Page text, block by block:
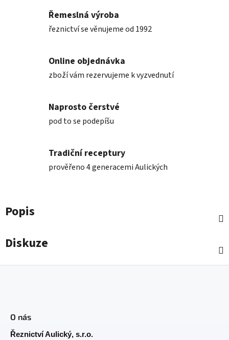
Řemeslná výroba
řeznictví se věnujeme od 1992
Online objednávka
zboží vám rezervujeme k vyzvednutí
Naprosto čerstvé
pod to se podepíšu
Tradiční receptury
prověřeno 4 generacemi Aulických
Popis
Diskuze
O nás
Řeznictví Aulický, s.r.o.